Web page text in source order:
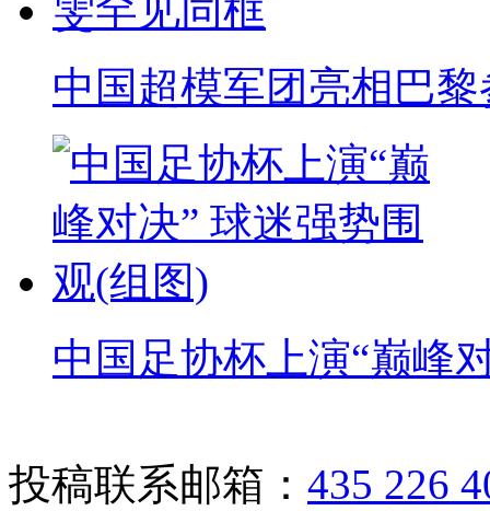
中国超模军团亮相巴
中国足协杯上演“巅峰
投稿联系邮箱： 435 226